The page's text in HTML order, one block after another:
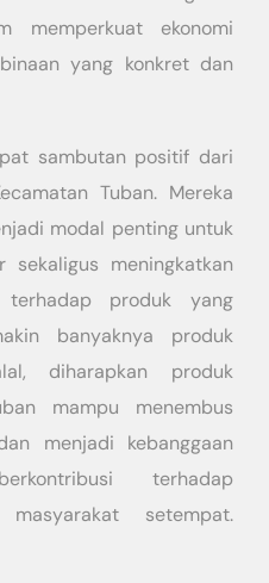
memperkuat ekonomi
yang konkret dan
sambutan positif dari
Tuban. Mereka
modal penting untuk
sekaligus meningkatkan
terhadap produk yang
banyaknya produk
diharapkan produk
mampu menembus
menjadi kebanggaan
terhadap
setempat.